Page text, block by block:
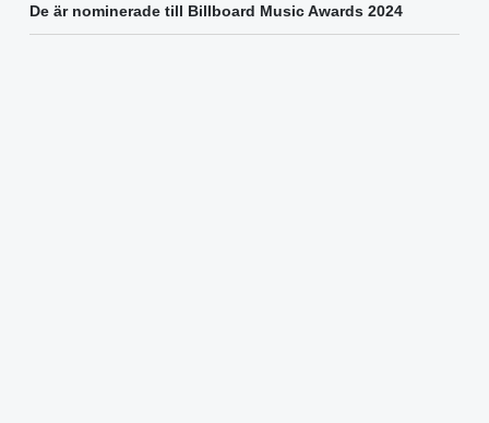
De är nominerade till Billboard Music Awards 2024